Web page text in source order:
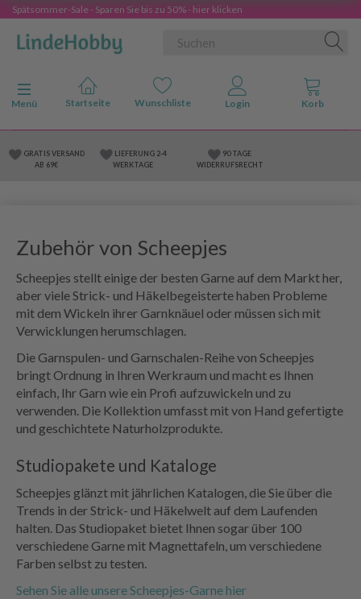
Spätsommer-Sale - Sparen Sie bis zu 50% - hier klicken
Anzeige ändern
Menü
GRATIS VERSAND
AB 69€
LIEFERUNG 2-4
WERKTAGE
90 TAGE
WIDERRUFSRECHT
Zubehör von Scheepjes
Scheepjes stellt einige der besten Garne auf dem Markt her,
aber viele Strick- und Häkelbegeisterte haben Probleme
mit dem Wickeln ihrer Garnknäuel oder müssen sich mit
Verwicklungen herumschlagen.
Die Garnspulen- und Garnschalen-Reihe von Scheepjes
bringt Ordnung in Ihren Werkraum und macht es Ihnen
einfach, Ihr Garn wie ein Profi aufzuwickeln und zu
verwenden. Die Kollektion umfasst mit von Hand gefertigte
und geschichtete Naturholzprodukte.
Studiopakete und Kataloge
Scheepjes glänzt mit jährlichen Katalogen, die Sie über die
Trends in der Strick- und Häkelwelt auf dem Laufenden
halten. Das Studiopaket bietet Ihnen sogar über 100
verschiedene Garne mit Magnettafeln, um verschiedene
Farben selbst zu testen.
Sehen Sie alle unsere Scheepjes-Garne hier